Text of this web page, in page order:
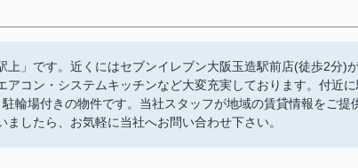
」です。近くにはセブンイレブン大阪玉造駅前店(徒歩2分)
コン・システムキッチンなど大変充実しております。付近
輪場付きの物件です。当社スタッフが地域の賃貸情報をご提
したら、お気軽に当社へお問い合わせ下さい。